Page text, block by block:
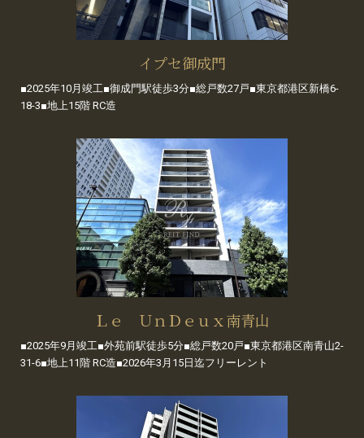
イプセ御成門
■2025年10月竣工■御成門駅徒歩3分■総戸数27戸■東京都港区新橋6-
18-3■地上15階 RC造
Ｌｅ ＵｎＤｅｕｘ南青山
■2025年9月竣工■外苑前駅徒歩5分■総戸数20戸■東京都港区南青山2-
31-6■地上11階 RC造■2026年3月15日迄フリーレント